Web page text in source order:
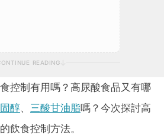
READING
控制有用嗎？高尿酸食品又有哪
醇、 三酸甘油脂嗎？今次探討高
的飲食控制方法。